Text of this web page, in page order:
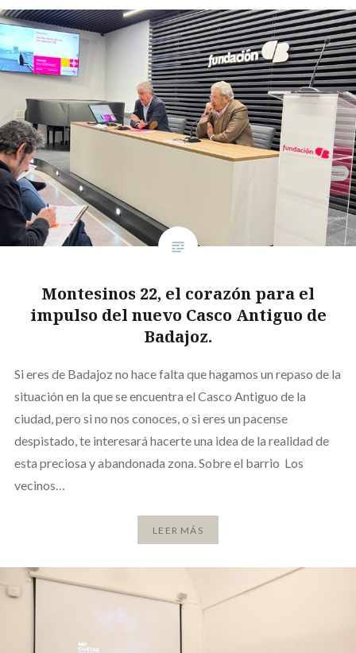
Montesinos 22, el corazón para el
impulso del nuevo Casco Antiguo de
Badajoz.
Si eres de Badajoz no hace falta que hagamos un repaso de la
situación en la que se encuentra el Casco Antiguo de la
ciudad, pero si no nos conoces, o si eres un pacense
despistado, te interesará hacerte una idea de la realidad de
esta preciosa y abandonada zona. Sobre el barrio Los
vecinos…
LEER MÁS